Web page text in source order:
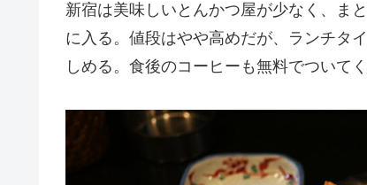
新宿は美味しいとんかつ屋が少なく、ま
に入る。値段はやや高めだが、ランチタ
しめる。食後のコーヒーも無料でついて